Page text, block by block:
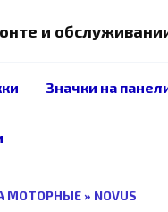
и
Значки на
МОТОРНЫЕ » NOVUS